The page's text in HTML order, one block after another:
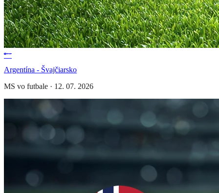
Argentína - Švajčiarsko
MS vo futbale · 12. 07. 2026